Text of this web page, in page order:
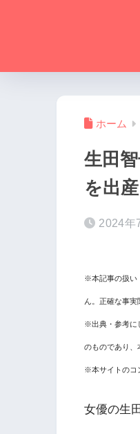
ホーム
生田
を出
2024年
※本記事の扱い
ん。正確な事実
※出典・参考に
のものであり、
※本サイトのコ
女優の生